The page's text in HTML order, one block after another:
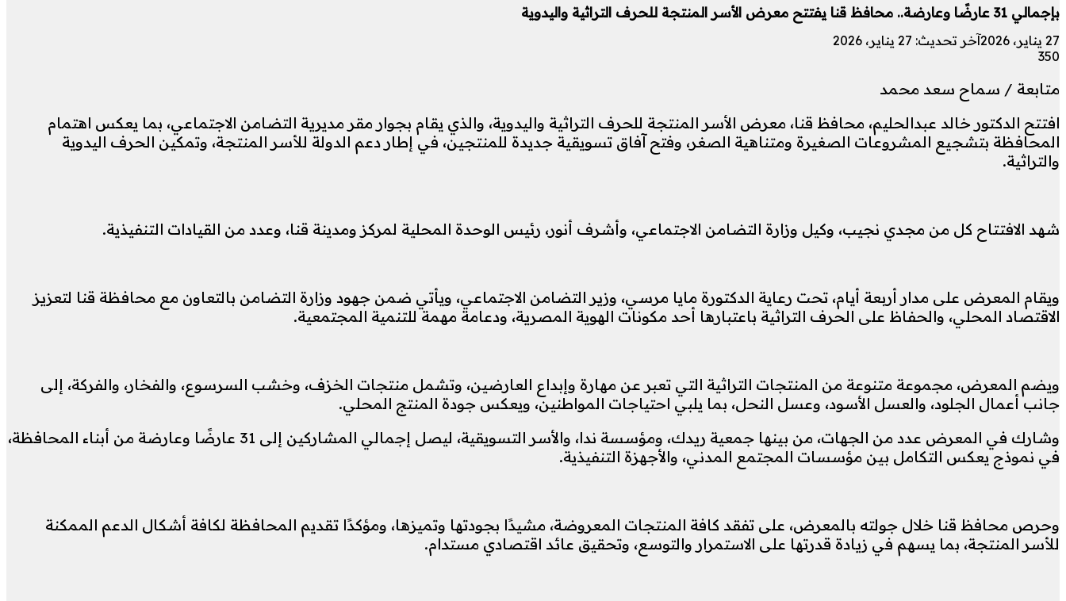
بإجمالي 31 عارضًا وعارضة.. محافظ قنا يفتتح معرض الأسر المنتجة للحرف التراثية واليدوية
27 يناير، 2026
آخر تحديث: 27 يناير، 2026
350
متابعة / سماح سعد محمد
افتتح الدكتور خالد عبدالحليم، محافظ قنا، معرض الأسر المنتجة للحرف التراثية واليدوية، والذي يقام بجوار مقر مديرية التضامن الاجتماعي، بما يعكس اهتمام
المحافظة بتشجيع المشروعات الصغيرة ومتناهية الصغر، وفتح آفاق تسويقية جديدة للمنتجين، في إطار دعم الدولة للأسر المنتجة، وتمكين الحرف اليدوية
والتراثية.
شهد الافتتاح كل من مجدي نجيب، وكيل وزارة التضامن الاجتماعي، وأشرف أنور، رئيس الوحدة المحلية لمركز ومدينة قنا، وعدد من القيادات التنفيذية.
ويقام المعرض على مدار أربعة أيام، تحت رعاية الدكتورة مايا مرسي، وزير التضامن الاجتماعي، ويأتي ضمن جهود وزارة التضامن بالتعاون مع محافظة قنا لتعزيز
الاقتصاد المحلي، والحفاظ على الحرف التراثية باعتبارها أحد مكونات الهوية المصرية، ودعامة مهمة للتنمية المجتمعية.
ويضم المعرض، مجموعة متنوعة من المنتجات التراثية التي تعبر عن مهارة وإبداع العارضين، وتشمل منتجات الخزف، وخشب السرسوع، والفخار، والفركة، إلى
جانب أعمال الجلود، والعسل الأسود، وعسل النحل، بما يلبي احتياجات المواطنين، ويعكس جودة المنتج المحلي.
وشارك في المعرض عدد من الجهات، من بينها جمعية ريدك، ومؤسسة ندا، والأسر التسويقية، ليصل إجمالي المشاركين إلى 31 عارضًا وعارضة من أبناء المحافظة،
في نموذج يعكس التكامل بين مؤسسات المجتمع المدني، والأجهزة التنفيذية.
وحرص محافظ قنا خلال جولته بالمعرض، على تفقد كافة المنتجات المعروضة، مشيدًا بجودتها وتميزها، ومؤكدًا تقديم المحافظة لكافة أشكال الدعم الممكنة
للأسر المنتجة، بما يسهم في زيادة قدرتها على الاستمرار والتوسع، وتحقيق عائد اقتصادي مستدام.